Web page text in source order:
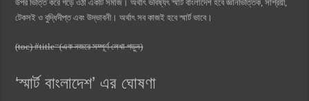
উপর ভিত্তি করে গড়ে ওঠা একটি সমাজ। অর্থাৎ ভবিষ্যৎ স্মার্ট বাংলাদেশ হবে জ্ঞানভিত্তিক, সাশ্রয়ী,
টেকসই ও বুদ্ধিদীপ্ত এবং উদ্ভাবনী। অর্থাৎ সব কাজই হবে স্মার্ট ভাবে।
(toc) #title=(এক নজরে সম্পূর্ণ লেখা পড়ুন)
‘স্মার্ট বাংলাদেশ’ এর ঘোষণা